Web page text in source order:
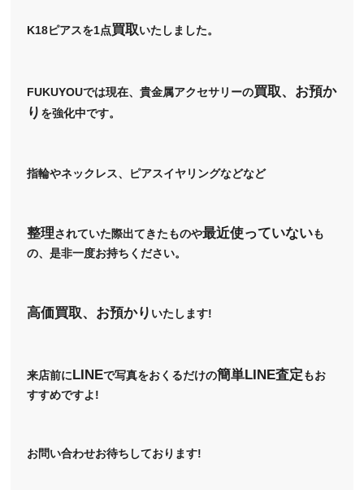
K18ピアスを1点買取いたしました。
FUKUYOUでは現在、貴金属アクセサリーの買取、お預か
り を強化中です。
指輪やネックレス、ピアスイヤリングなどなど
整理されていた際出てきたものや最近使っていないも
の、是非一度お持ちください。
高価買取、お預かり いたします!
来店前にLINEで写真をおくるだけの簡単LINE査定もお
すすめですよ!
お問い合わせお待ちしております!